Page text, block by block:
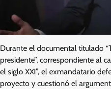
Durante el documental titulado
presidente”, correspondiente al
el siglo XXI”, el exmandatario
proyecto y cuestionó el